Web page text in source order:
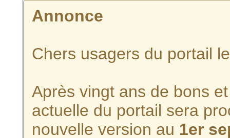
Annonce
Chers usagers du portail
Après vingt ans de bons
actuelle du portail sera
nouvelle version au 1er